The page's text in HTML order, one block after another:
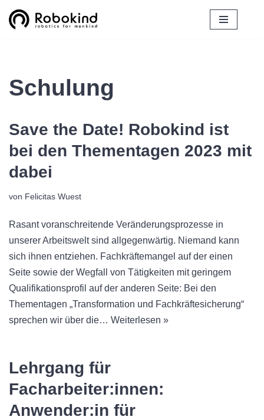
Zum
Schulung
Save the Date! Robokind ist
bei den Thementagen 2023 mit
dabei
von Felicitas Wuest
Rasant voranschreitende Veränderungsprozesse in
unserer Arbeitswelt sind allgegenwärtig. Niemand kann
sich ihnen entziehen. Fachkräftemangel auf der einen
Seite sowie der Wegfall von Tätigkeiten mit geringem
Qualifikationsprofil auf der anderen Seite: Bei den
Thementagen „Transformation und Fachkräftesicherung“
sprechen wir über die… Weiterlesen »
Lehrgang für
Facharbeiter:innen:
Anwender:in für